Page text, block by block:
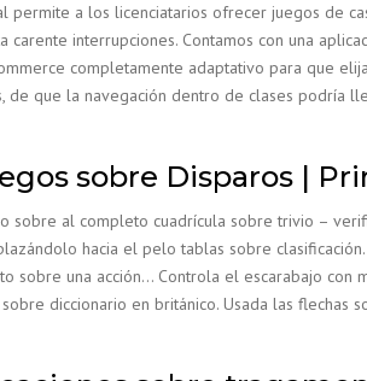
permite a los licenciatarios ofrecer juegos de
carente interrupciones. Contamos con una
completamente adaptativo para que
de que la navegación dentro de clases podrí­a
sobre Disparos |
al completo cuadrícula sobre trivio –
hacia el pelo tablas sobre
una acción… Controla el escarabajo
diccionario en británico. Usada las